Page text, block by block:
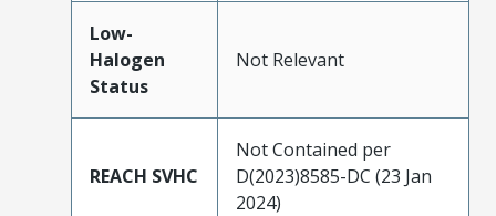
Low-
Halogen
Status
Not Relevant
REACH SVHC
Not Contained per
D(2023)8585-DC (23 Jan
2024)